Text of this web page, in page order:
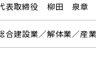
表取締役 柳田 泉章
合建設業／解体業／産